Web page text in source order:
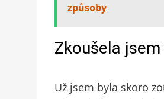
způsoby
Zkoušela
Už jsem byla skoro